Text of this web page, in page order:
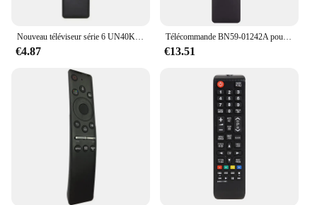
Nouveau téléviseur série 6 UN40KU6gaining UN40KU6290F BN59 01259B BN59-01259D Remplacer Télécommande Fit pour Samsung Smart 4K UHD pilote
€4.87
Télécommande BN59-01242A pour téléviseur Samsung avec voix Blue-Tooth N55KU7500F UN78KS9800 UN78KS9800F UN78KS9800FXZA
€13.51